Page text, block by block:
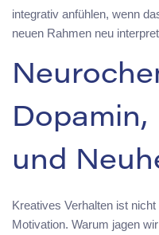
integrativ anfühlen, wenn
neuen Rahmen neu
Dopamin,
und
Kreatives Verhalten ist
Motivation. Warum jagen